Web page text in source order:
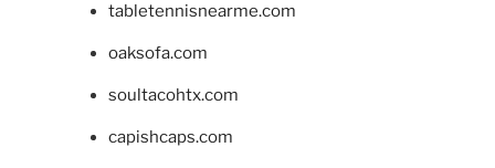
tabletennisnearme.com
oaksofa.com
soultacohtx.com
capishcaps.com